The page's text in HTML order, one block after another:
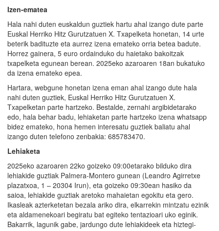
Izen-ematea
Hala nahi duten euskaldun guztiek hartu ahal izango dute parte
Euskal Herriko Hitz Gurutzatuen X. Txapelketa honetan, 14 urte
beterik badituzte eta aurrez izena emateko orria betea badute.
Horrez gainera, 5 euro ordainduko du haietako bakoitzak
txapelketa egunean berean. 2025eko azaroaren 18an bukatuko
da izena emateko epea.
Hartara, webgune honetan izena eman ahal izango dute hala
nahi duten guztiek, Euskal Herriko Hitz Gurutzatuen X.
Txapelketan parte hartzeko. Bestalde, zernahi argibidetarako
edo, hala behar badu, lehiaketan parte hartzeko izena whatsapp
bidez emateko, hona hemen interesatu guztiek baliatu ahal
izango duten telefono zenbakia: 685783470.
Lehiaketa
2025eko azaroaren 22ko goizeko 09:00etarako bilduko dira
lehiakide guztiak Palmera-Montero gunean (Leandro Agirretxe
plazatxoa, 1 – 20304 Irun), eta goizeko 09:30ean hasiko da
saioa, lehiakide guztiak aretoko mahaietan egokitu eta gero.
Ikasleak azterketetan bezala ariko dira, elkarrekin mintzatu ezinik
eta aldamenekoari begiratu bat egiteko tentazioari uko eginik.
Bakarrik, lagunik gabe, jardungo dute lehiakideek eta hiztegi-